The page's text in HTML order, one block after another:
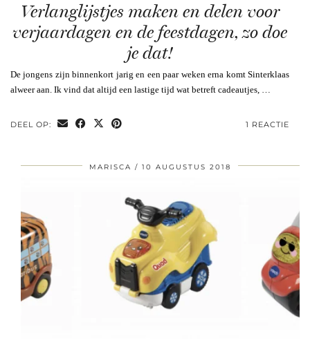
Verlanglijstjes maken en delen voor
verjaardagen en de feestdagen, zo doe
je dat!
De jongens zijn binnenkort jarig en een paar weken erna komt Sinterklaas
alweer aan. Ik vind dat altijd een lastige tijd wat betreft cadeautjes, …
DEEL OP: 1 REACTIE
MARISCA 10 AUGUSTUS 2018